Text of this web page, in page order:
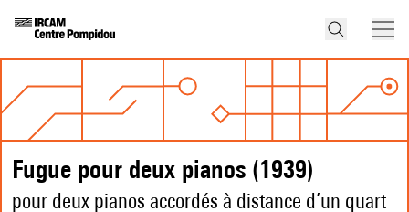
Fugue pour deux pianos (1939)
pour deux pianos accordés à distance d’un quart